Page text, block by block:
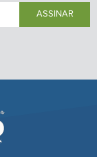
ASSINAR